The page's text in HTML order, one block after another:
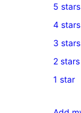
1
5-
star
review
5 stars
0
4-
star
reviews
4 stars
0
3-
star
3 stars
0
2-
2 stars
0
1 star